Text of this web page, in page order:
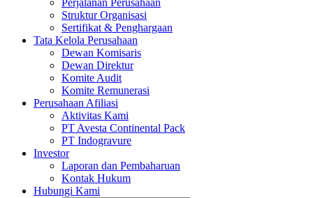
Perjalanan Perusahaan
Struktur Organisasi
Sertifikat & Penghargaan
Tata Kelola Perusahaan
Dewan Komisaris
Dewan Direktur
Komite Audit
Komite Remunerasi
Perusahaan Afiliasi
Aktivitas Kami
PT Avesta Continental Pack
PT Indogravure
Investor
Laporan dan Pembaharuan
Kontak Hukum
Hubungi Kami